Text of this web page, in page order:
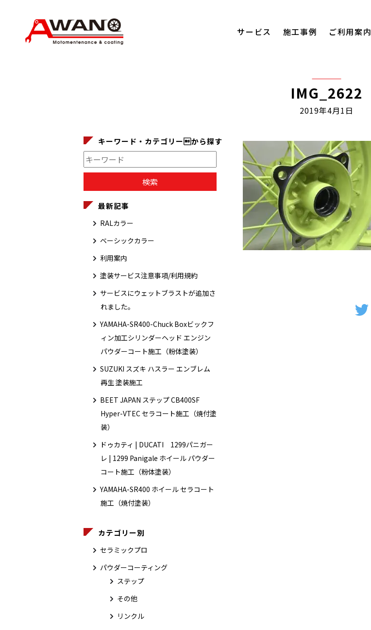
サービス 施工事例 ご利用案内
IMG_2622
2019年4月1日
キーワード・カテゴリーから探す
最新記事
RALカラー
ベーシックカラー
利用案内
塗装サービス注意事項/利用規約
サービスにウェットブラストが追加さ
れました。
YAMAHA-SR400-Chuck Boxビックフ
ィン加工シリンダーヘッド エンジン
パウダーコート施工（粉体塗装）
SUZUKI スズキ ハスラー エンブレム
再生 塗装施工
BEET JAPAN ステップ CB400SF
Hyper-VTEC セラコート施工（焼付塗
装）
ドゥカティ | DUCATI 1299パニガー
レ | 1299 Panigale ホイール パウダー
コート施工（粉体塗装）
YAMAHA-SR400 ホイール セラコート
施工（焼付塗装）
カテゴリー別
セラミックプロ
パウダーコーティング
ステップ
その他
リンクル